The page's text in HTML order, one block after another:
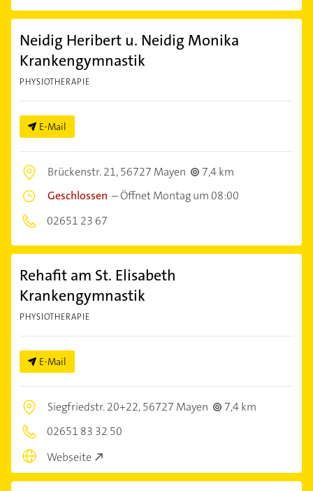
Neidig Heribert u. Neidig Monika
Krankengymnastik
PHYSIOTHERAPIE
E-Mail
Brückenstr. 21,56727 Mayen
7,4 km
Geschlossen –Öffnet Montag um 08:00
02651 23 67
Rehafit am St. Elisabeth
Krankengymnastik
PHYSIOTHERAPIE
E-Mail
Siegfriedstr. 20+22,56727 Mayen
7,4 km
02651 83 32 50
Webseite